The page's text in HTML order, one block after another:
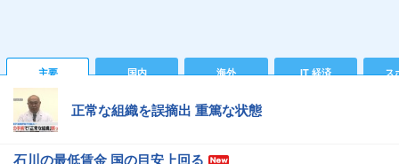
主要 国内 海外 IT 経済 ス
正常な組織を誤摘出 重篤な状態
石川の最低賃金 国の目安上回る